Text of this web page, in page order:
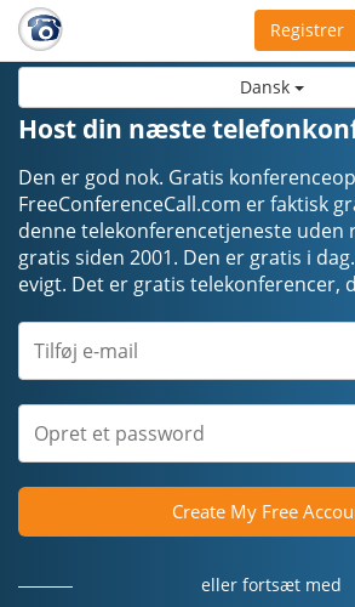
Dansk
Registrer
Host din næste
Den er god nok. Gratis
FreeConferenceCall.com er faktisk
denne telekonferencetjeneste
gratis siden 2001. Den er gratis i
evigt. Det er gratis telekonferencer,
Create My Free
eller fortsæt med